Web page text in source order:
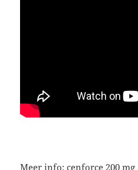
Meer info:cenforce 200 mg